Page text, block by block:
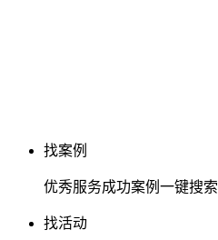
找案例
优秀服务成功案例一键搜索
找活动